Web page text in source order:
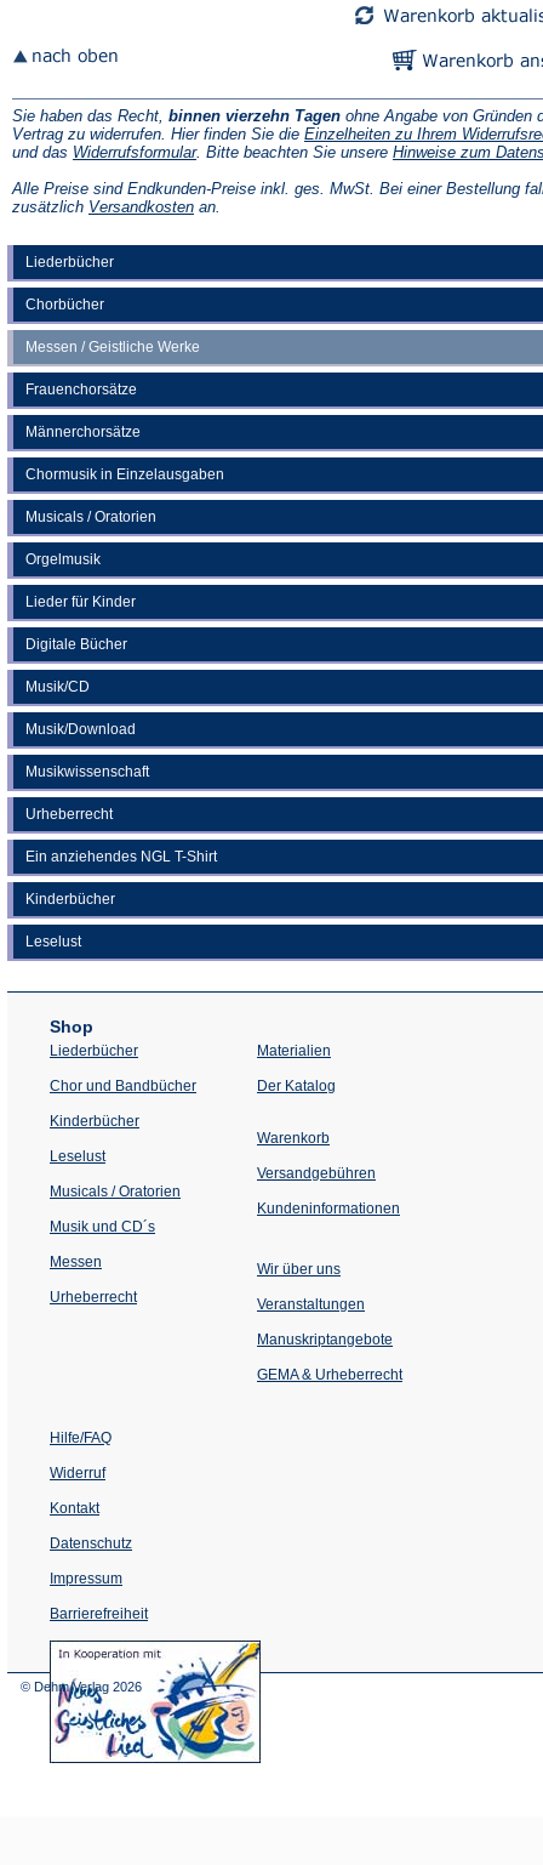
Liederbücher
Chorbücher
Messen / Geistliche Werke
Frauenchorsätze
Männerchorsätze
Chormusik in Einzelausgaben
Musicals / Oratorien
Orgelmusik
Lieder für Kinder
Digitale Bücher
Musik/CD
Musik/Download
Musikwissenschaft
Urheberrecht
Ein anziehendes NGL T-Shirt
Kinderbücher
Leselust
Sie haben das Recht, binnen vierzehn Tagen ohne Angabe von Gründen
Vertrag zu widerrufen. Hier finden Sie die Einzelheiten zu Ihrem
und das Widerrufsformular(Öffnet
einem
neuen
. Bitte beachten Sie unsere Hinweise zum
Alle Preise sind Endkunden-Preise inkl. ges. MwSt. Bei einer Bestellung
zusätzlich Versandkosten(Öffnet
an.
Shop
Liederbücher
Chor und Bandbücher
Kinderbücher
Leselust
Musicals / Oratorien
Musik und CD´s
Messen
Urheberrecht
Materialien
Der Katalog
Warenkorb
Versandgebühren
Kundeninformationen
Wir über uns
Veranstaltungen
einem
Tab)
Manuskriptangebote
GEMA & Urheberrecht
Hilfe/FAQ
Widerruf
Kontakt
Datenschutz
Impressum
Barrierefreiheit
(Öffnet
in
© Dehm Verlag 2026